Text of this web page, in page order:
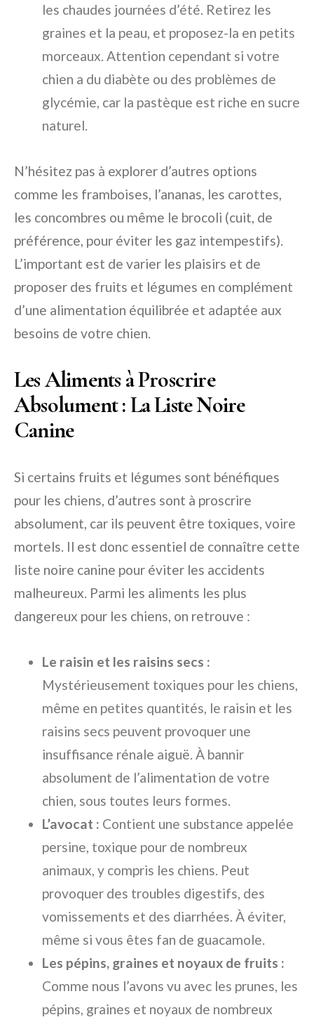
les chaudes journées d’été. Retirez les
graines et la peau, et proposez-la en petits
morceaux. Attention cependant si votre
chien a du diabète ou des problèmes de
glycémie, car la pastèque est riche en sucre
naturel.
N’hésitez pas à explorer d’autres options
comme les framboises, l’ananas, les carottes,
les concombres ou même le brocoli (cuit, de
préférence, pour éviter les gaz intempestifs).
L’important est de varier les plaisirs et de
proposer des fruits et légumes en complément
d’une alimentation équilibrée et adaptée aux
besoins de votre chien.
Les Aliments à Proscrire
Absolument : La Liste Noire
Canine
Si certains fruits et légumes sont bénéfiques
pour les chiens, d’autres sont à proscrire
absolument, car ils peuvent être toxiques, voire
mortels. Il est donc essentiel de connaître cette
liste noire canine pour éviter les accidents
malheureux. Parmi les aliments les plus
dangereux pour les chiens, on retrouve :
Le raisin et les raisins secs :
Mystérieusement toxiques pour les chiens,
même en petites quantités, le raisin et les
raisins secs peuvent provoquer une
insuffisance rénale aiguë. À bannir
absolument de l’alimentation de votre
chien, sous toutes leurs formes.
L’avocat : Contient une substance appelée
persine, toxique pour de nombreux
animaux, y compris les chiens. Peut
provoquer des troubles digestifs, des
vomissements et des diarrhées. À éviter,
même si vous êtes fan de guacamole.
Les pépins, graines et noyaux de fruits :
Comme nous l’avons vu avec les prunes, les
pépins, graines et noyaux de nombreux